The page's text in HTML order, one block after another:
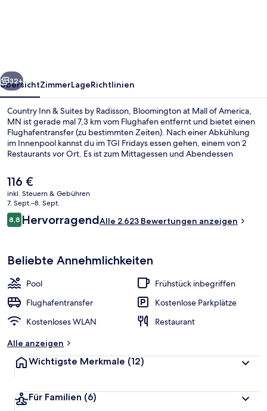
Bloomington
at
Mall
of
America,
Weiter
32+
ÜbersichtZimmerLageRichtlinien
Country Inn & Suites by Radisson, Bloomington at Mall of America,
MN ist gerade mal 7,3 km vom Flughafen entfernt und bietet einen
Flughafentransfer (zu bestimmten Zeiten). Nach einer Abkühlung
im Innenpool kannst du im TGI Fridays essen gehen, einem von 2
Restaurants vor Ort. Es ist zum Mittagessen und Abendessen
Fitnessbereich freuen. Die Zimmer sind mit Kühlschränken und
Mikrowellen versehen. Das hilfsbereite Personal und das Frühstück
erhalten tolle Bewertungen von anderen Reisenden. Die
öffentlichen Verkehrsmittel sind nur einen kurzen Fußmarsch
entfernt: Zur Station Mall of America sind es 6 Minuten und zur
Station 28th Avenue 13 Minuten.
Der
aktuelle
Preis
beträgt
116 €.
116 €
inkl. Steuern & Gebühren
7. Sept.–8. Sept.
Bewertungen
8,88,8 von 10.
HervorragendAlle 2.623 Bewertungen anzeigen
Beliebte Annehmlichkeiten
Pool
Frühstück inbegriffen
Flughafentransfer
Kostenlose Parkplätze
Kostenloses WLAN
Restaurant
Alle anzeigen
Wichtigste Merkmale (12)
Für Familien (6)